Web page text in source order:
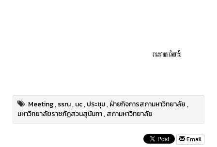
Meeting,ssru,uc,ประชุม,ฝ่ายกิจการสภามหาวิทยาลัย,
มหาวิทยาลัยราชภัฏสวนสุนันทา,สภามหาวิทยาลัย
Email